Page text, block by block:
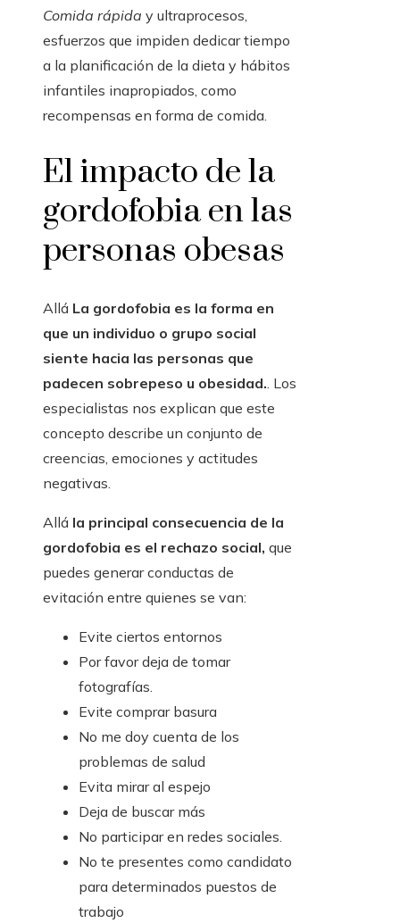
Comida rápida y ultraprocesos,
esfuerzos que impiden dedicar tiempo
a la planificación de la dieta y hábitos
infantiles inapropiados, como
recompensas en forma de comida.
El impacto de la
gordofobia en las
personas obesas
Allá La gordofobia es la forma en
que un individuo o grupo social
siente hacia las personas que
padecen sobrepeso u obesidad.. Los
especialistas nos explican que este
concepto describe un conjunto de
creencias, emociones y actitudes
negativas.
Allá la principal consecuencia de la
gordofobia es el rechazo social, que
puedes generar conductas de
evitación entre quienes se van:
Evite ciertos entornos
Por favor deja de tomar
fotografías.
Evite comprar basura
No me doy cuenta de los
problemas de salud
Evita mirar al espejo
Deja de buscar más
No participar en redes sociales.
No te presentes como candidato
para determinados puestos de
trabajo